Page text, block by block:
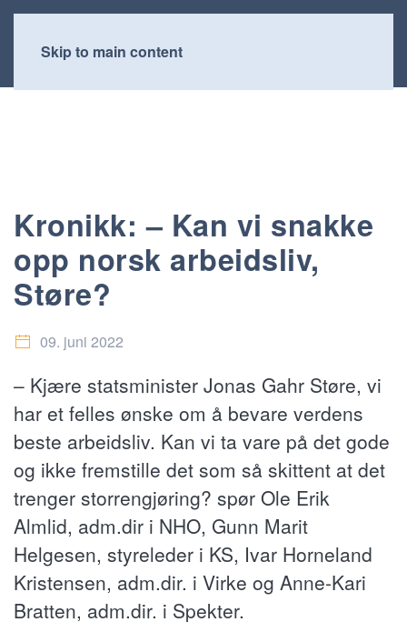
Skip to main content
Kronikk: – Kan vi snakke
opp norsk arbeidsliv,
Støre?
09. juni 2022
– Kjære statsminister Jonas Gahr Støre, vi
har et felles ønske om å bevare verdens
beste arbeidsliv. Kan vi ta vare på det gode
og ikke fremstille det som så skittent at det
trenger storrengjøring? spør Ole Erik
Almlid, adm.dir i NHO, Gunn Marit
Helgesen, styreleder i KS, Ivar Horneland
Kristensen, adm.dir. i Virke og Anne-Kari
Bratten, adm.dir. i Spekter.